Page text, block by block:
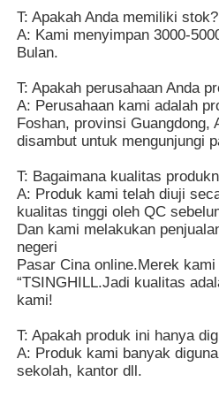
T: Apakah Anda memiliki stok?
A: Kami menyimpan 3000-
Bulan.
T: Apakah perusahaan Anda
A: Perusahaan kami adalah
Foshan, provinsi Guangdong,
disambut untuk mengunjungi
T: Bagaimana kualitas
A: Produk kami telah diuji
kualitas tinggi oleh QC
Dan kami melakukan
negeri
Pasar Cina online.Merek kami
“TSINGHILL.Jadi kualitas
kami!
T: Apakah produk ini hanya
A: Produk kami banyak
sekolah, kantor dll.